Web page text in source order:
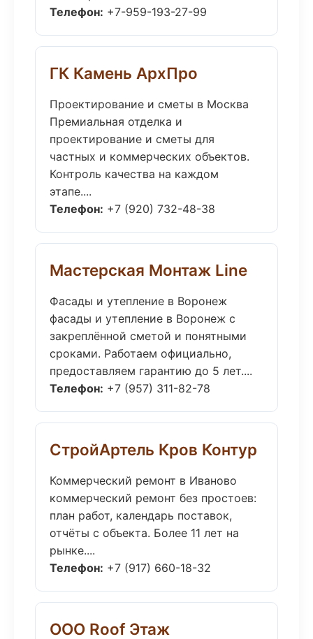
Телефон: +7-959-193-27-99
ГК Камень АрхПро
Проектирование и сметы в Москва
Премиальная отделка и
проектирование и сметы для
частных и коммерческих объектов.
Контроль качества на каждом
этапе....
Телефон: +7 (920) 732-48-38
Мастерская Монтаж Line
Фасады и утепление в Воронеж
фасады и утепление в Воронеж с
закреплённой сметой и понятными
сроками. Работаем официально,
предоставляем гарантию до 5 лет....
Телефон: +7 (957) 311-82-78
СтройАртель Кров Контур
Коммерческий ремонт в Иваново
коммерческий ремонт без простоев:
план работ, календарь поставок,
отчёты с объекта. Более 11 лет на
рынке....
Телефон: +7 (917) 660-18-32
ООО Roof Этаж